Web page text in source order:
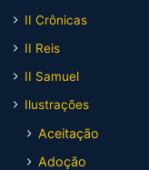
II Crônicas
II Reis
II Samuel
Ilustrações
Aceitação
Adoção